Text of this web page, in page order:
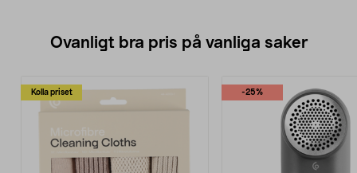
Ovanligt bra pris på vanliga saker
Kolla priset -25%